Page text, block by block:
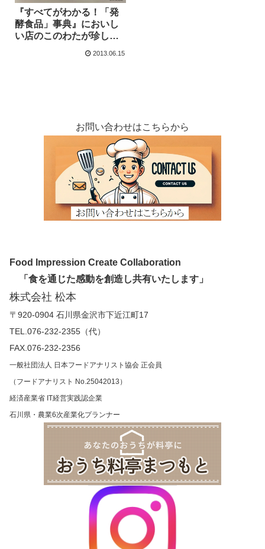
『すべてがわかる！「発
酵食品」事典』においし
い店のこのわたが珍しい
2013.06.15
お問い合わせはこちらから
Food Impression Create Collaboration
「食を通じた感動を創造し共有いたします」
株式会社 松本
〒920-0904 石川県金沢市下近江町17
TEL.076-232-2355（代）
FAX.076-232-2356
一般社団法人 日本フードアナリスト協会 正会員
（フードアナリスト No.25042013）
経済産業省 IT経営実践認企業
石川県・農業6次産業化プランナー